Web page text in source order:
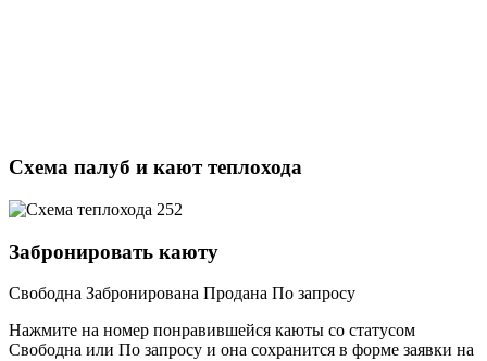
Схема палуб и кают теплохода
Забронировать каюту
Свободна Забронирована Продана По запросу
Нажмите на номер понравившейся каюты со статусом
Свободна или По запросу и она сохранится в форме заявки на